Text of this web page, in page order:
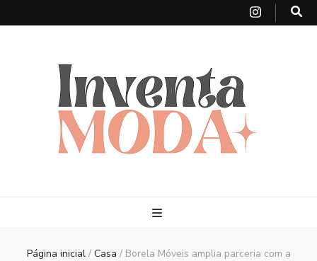
Página inicial / Casa / Borela Móveis amplia parceria com a